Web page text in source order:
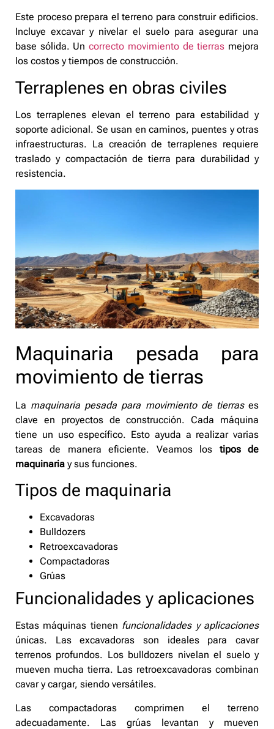
Este proceso prepara el terreno para construir edificios.
Incluye excavar y nivelar el suelo para asegurar una
base sólida. Uncorrecto movimiento de tierras mejora
los costos y tiempos de construcción.
Terraplenes en obras civiles
Los terraplenes elevan el terreno para estabilidad y
soporte adicional. Se usan en caminos, puentes y otras
infraestructuras. La creación de terraplenes requiere
traslado y compactación de tierra para durabilidad y
resistencia.
Maquinaria pesada para
movimiento de tierras
La maquinaria pesada para movimiento de tierrases
clave en proyectos de construcción. Cada máquina
tiene un uso específico. Esto ayuda a realizar varias
tareas de manera eficiente. Veamos los tipos de
maquinaria y sus funciones.
Tipos de maquinaria
Excavadoras
Bulldozers
Retroexcavadoras
Compactadoras
Grúas
Funcionalidades y aplicaciones
Estas máquinas tienen funcionalidades y aplicaciones
únicas. Las excavadoras son ideales para cavar
terrenos profundos. Los bulldozers nivelan el suelo y
mueven mucha tierra. Las retroexcavadoras combinan
cavar y cargar, siendo versátiles.
Las compactadoras comprimen el terreno
adecuadamente. Las grúas levantan y mueven